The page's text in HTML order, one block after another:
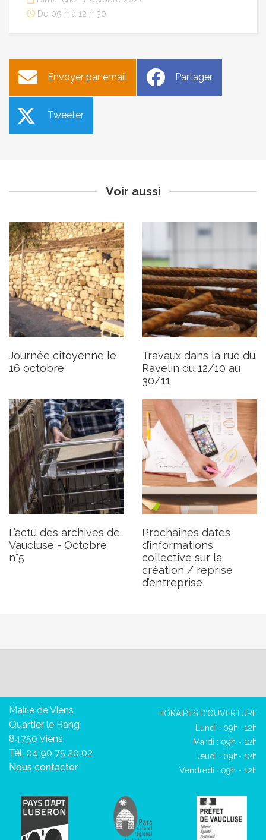
De 09 h à 12 h 30
Envoyer par email Partager
Tweeter
Voir aussi
Journée citoyenne le
16 octobre
Travaux dans la rue du
Ravelin du 12/10 au
30/11
L’actu des archives de
Vaucluse - Octobre n°5
L’actu des archives de
Vaucluse - Octobre
n°5
Prochaines dates
d’informations collective
d’entreprise
Publié le jeudi 7 octobre 2021
Prochaines dates
d’informations
collective sur la
création / reprise
d’entreprise
Mairie de Viens
Quartier le Rang
84750 Viens
Tél. 04 90 75 20 02
Nous contacter
HORAIRES D’OUVERTURE
Lundi : 09h- 12h
Mardi : 09h - 12h
Jeudi : 09h- 12h
Vendredi : 09h - 12h